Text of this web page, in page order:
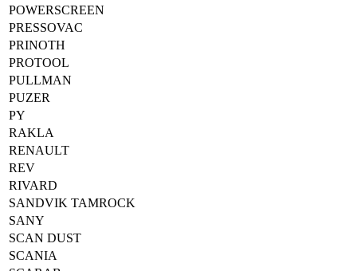
POWERSCREEN
PRESSOVAC
PRINOTH
PROTOOL
PULLMAN
PUZER
PY
RAKLA
RENAULT
REV
RIVARD
SANDVIK TAMROCK
SANY
SCAN DUST
SCANIA